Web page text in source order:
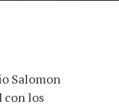
Salomon
con los